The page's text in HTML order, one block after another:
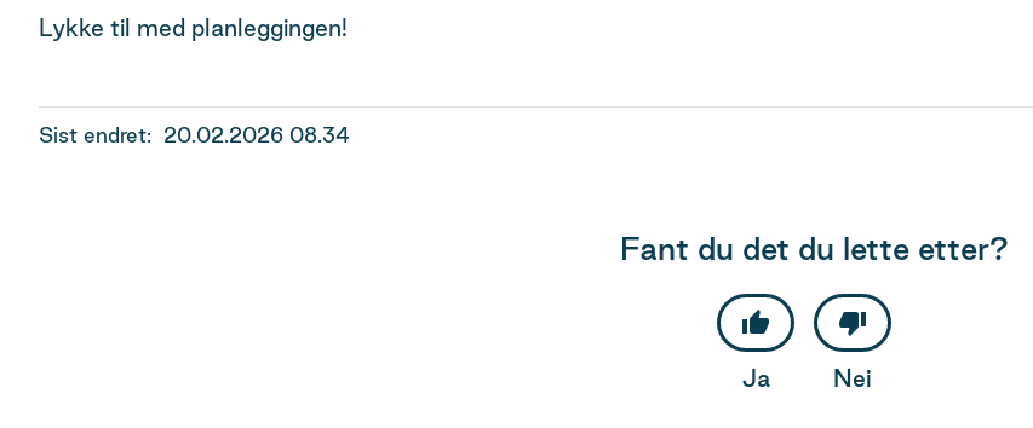
Lykke til med planleggingen!
Sist endret 20.02.2026 08.34
Fant du det du lette etter?
Ja Nei